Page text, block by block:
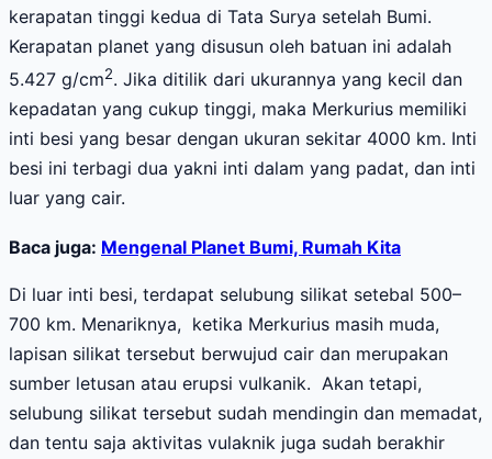
kerapatan tinggi kedua di Tata Surya setelah Bumi.
Kerapatan planet yang disusun oleh batuan ini adalah
5.427 g/cm2. Jika ditilik dari ukurannya yang kecil dan
kepadatan yang cukup tinggi, maka Merkurius memiliki
inti besi yang besar dengan ukuran sekitar 4000 km. Inti
besi ini terbagi dua yakni inti dalam yang padat, dan inti
luar yang cair.
Baca juga: Mengenal Planet Bumi, Rumah Kita
Di luar inti besi, terdapat selubung silikat setebal 500–
700 km. Menariknya, ketika Merkurius masih muda,
lapisan silikat tersebut berwujud cair dan merupakan
sumber letusan atau erupsi vulkanik. Akan tetapi,
selubung silikat tersebut sudah mendingin dan memadat,
dan tentu saja aktivitas vulaknik juga sudah berakhir